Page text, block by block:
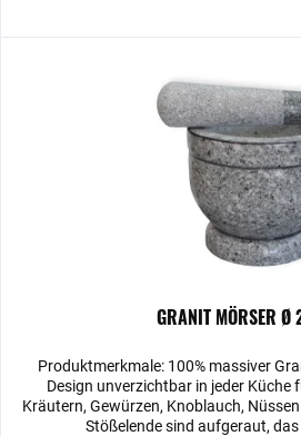
GRANIT MÖRSER Ø
Produktmerkmale: 100% massiver
Design unverzichtbar in jeder Küche
Kräutern, Gewürzen, Knoblauch,
Stößelende sind aufgeraut,